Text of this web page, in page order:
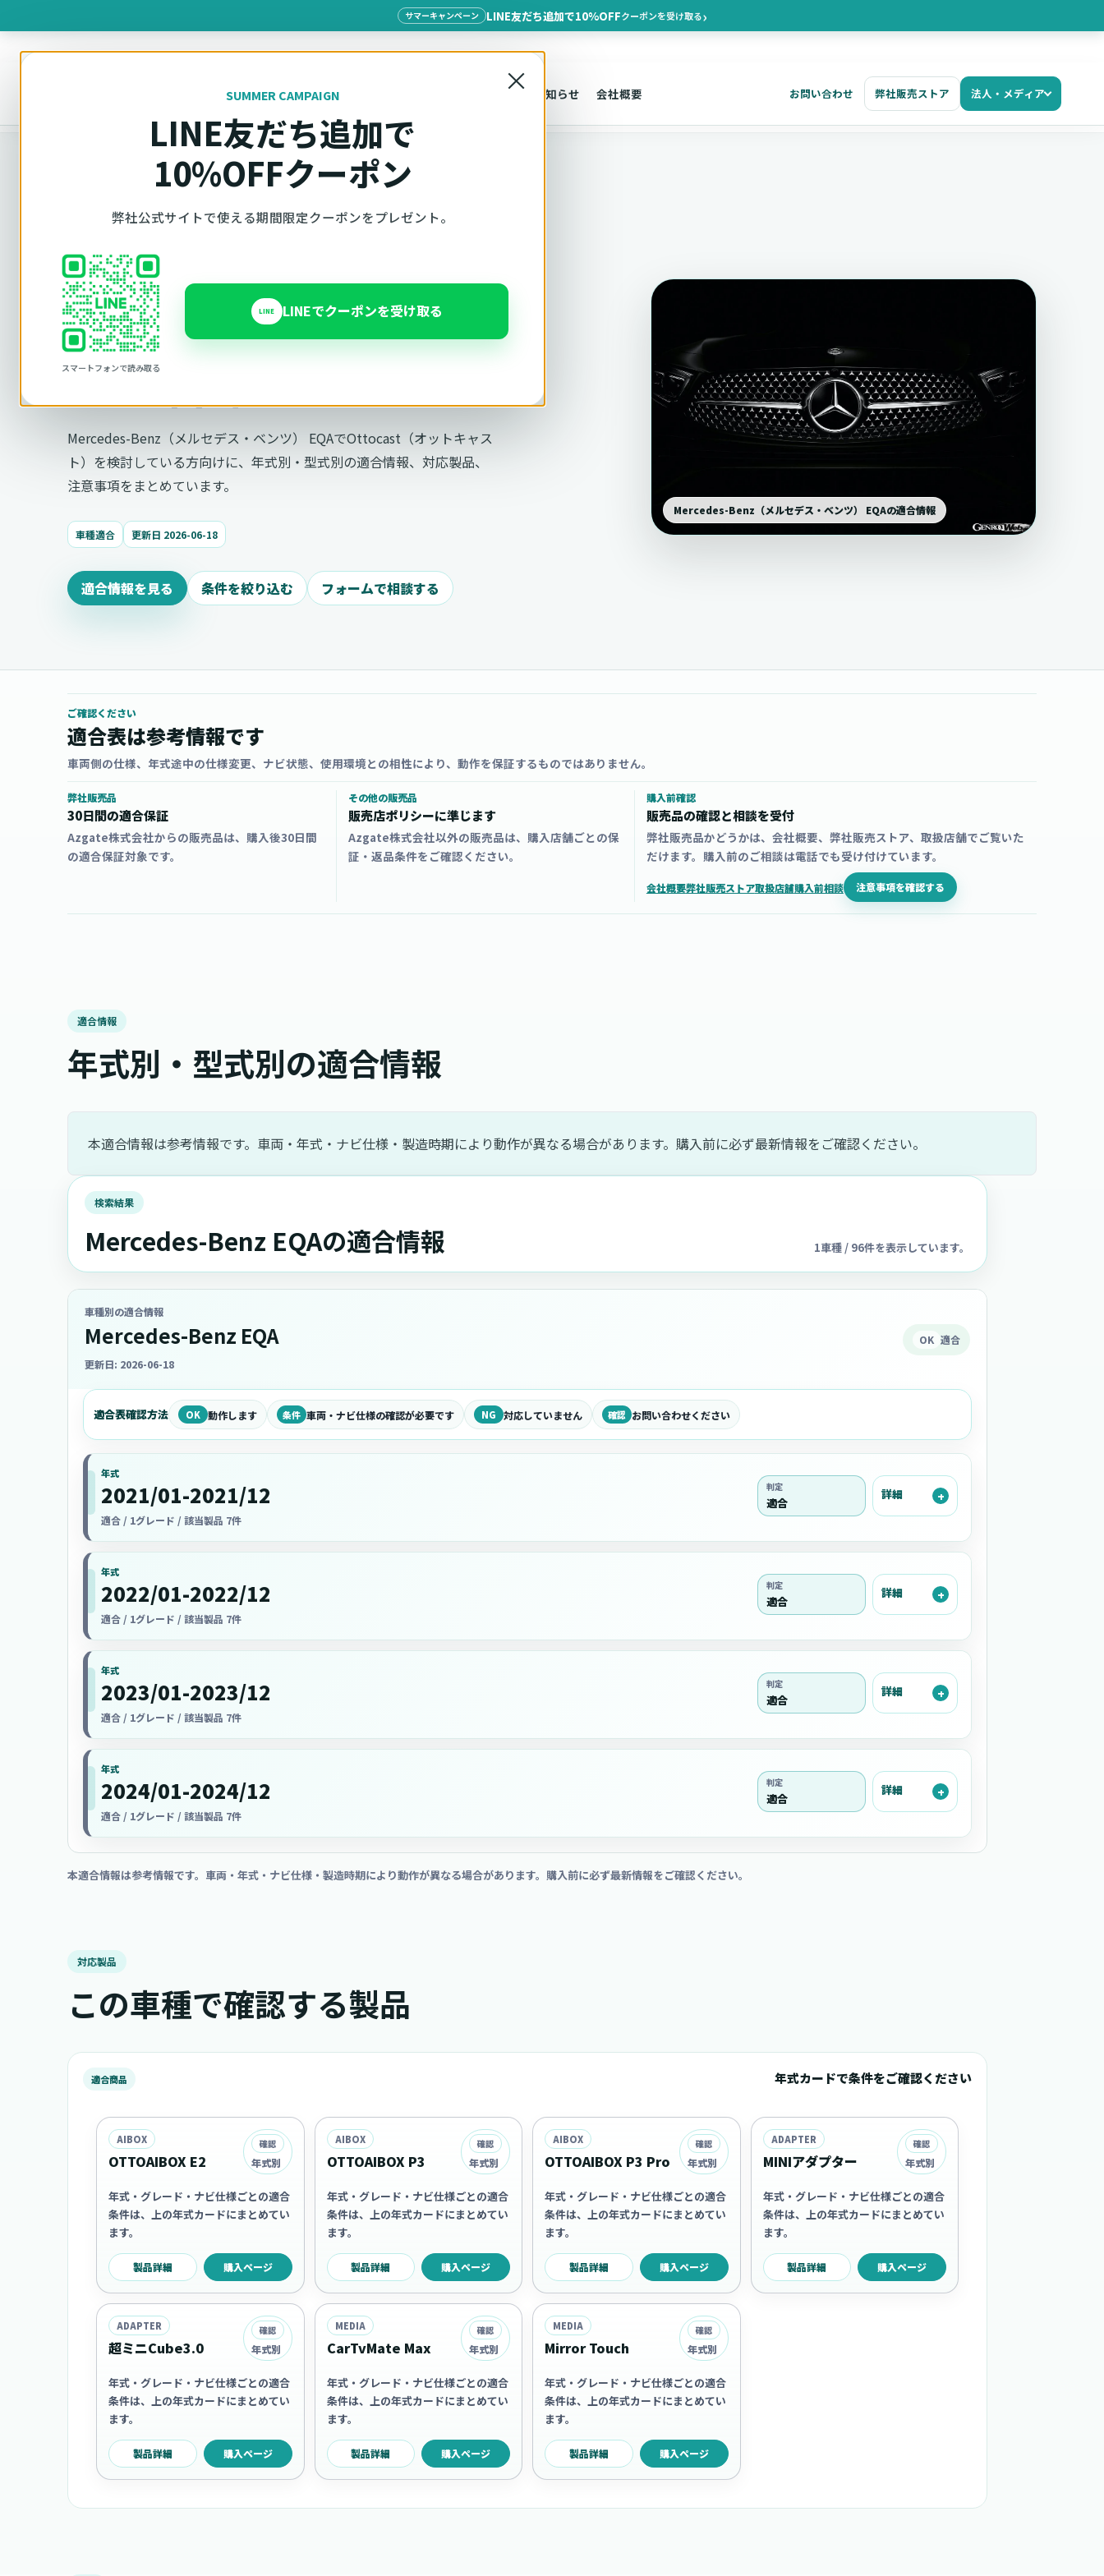
サマーキャンペーン LINE友だち追加で10%OFFクーポンを受け取る
×
SUMMER CAMPAIGN
LINE友だち追加で
10%OFFクーポン
弊社公式サイトで使える期間限定クーポンをプレゼント。
スマートフォンで読み取る
LINE LINEでクーポンを受け取る
製品を探す サポート お知らせ 会社概要 お問い合わせ 弊社販売ストア
法人・メディア
車種別適合
オットキャスト
Mercedes-Benz EQA
の適合確認
Mercedes-Benz（メルセデス・ベンツ） EQAでOttocast（オットキャス
ト）を検討している方向けに、年式別・型式別の適合情報、対応製品、
注意事項をまとめています。
車種適合 更新日 2026-06-18
適合情報を見る 条件を絞り込む フォームで相談する
Mercedes-Benz（メルセデス・ベンツ） EQAの適合情報
ご確認ください
適合表は参考情報です
車両側の仕様、年式途中の仕様変更、ナビ状態、使用環境との相性により、動作を保証するものではありません。
弊社販売品
30日間の適合保証
Azgate株式会社からの販売品は、購入後30日間
の適合保証対象です。
その他の販売品
販売店ポリシーに準じます
Azgate株式会社以外の販売品は、購入店舗ごとの保
証・返品条件をご確認ください。
購入前確認
販売品の確認と相談を受付
弊社販売品かどうかは、会社概要、弊社販売ストア、取扱店舗でご覧いた
だけます。購入前のご相談は電話でも受け付けています。
会社概要弊社販売ストア取扱店舗購入前相談 注意事項を確認する
適合情報
年式別・型式別の適合情報
本適合情報は参考情報です。車両・年式・ナビ仕様・製造時期により動作が異なる場合があります。購入前に必ず最新情報をご確認ください。
検索結果
Mercedes-Benz EQAの適合情報 1車種 / 96件を表示しています。
車種別の適合情報
Mercedes-Benz EQA
更新日: 2026-06-18
OK 適合
適合表確認方法 OK 動作します 条件 車両・ナビ仕様の確認が必要です NG 対応していません 確認 お問い合わせください
年式
2021/01-2021/12
適合 / 1グレード / 該当製品 7件
判定
適合
詳細
年式
2022/01-2022/12
適合 / 1グレード / 該当製品 7件
判定
適合
詳細
年式
2023/01-2023/12
適合 / 1グレード / 該当製品 7件
判定
適合
詳細
年式
2024/01-2024/12
適合 / 1グレード / 該当製品 7件
判定
適合
詳細
本適合情報は参考情報です。車両・年式・ナビ仕様・製造時期により動作が異なる場合があります。購入前に必ず最新情報をご確認ください。
対応製品
この車種で確認する製品
適合商品 年式カードで条件をご確認ください
AIBOX
OTTOAIBOX E2
確認
年式別
年式・グレード・ナビ仕様ごとの適合
条件は、上の年式カードにまとめてい
ます。
製品詳細 購入ページ
AIBOX
OTTOAIBOX P3
確認
年式別
年式・グレード・ナビ仕様ごとの適合
条件は、上の年式カードにまとめてい
ます。
製品詳細 購入ページ
AIBOX
OTTOAIBOX P3 Pro
確認
年式別
年式・グレード・ナビ仕様ごとの適合
条件は、上の年式カードにまとめてい
ます。
製品詳細 購入ページ
ADAPTER
MINIアダプター
確認
年式別
年式・グレード・ナビ仕様ごとの適合
条件は、上の年式カードにまとめてい
ます。
製品詳細 購入ページ
ADAPTER
超ミニCube3.0
確認
年式別
年式・グレード・ナビ仕様ごとの適合
条件は、上の年式カードにまとめてい
ます。
製品詳細 購入ページ
MEDIA
CarTvMate Max
確認
年式別
年式・グレード・ナビ仕様ごとの適合
条件は、上の年式カードにまとめてい
ます。
製品詳細 購入ページ
MEDIA
Mirror Touch
確認
年式別
年式・グレード・ナビ仕様ごとの適合
条件は、上の年式カードにまとめてい
ます。
製品詳細 購入ページ